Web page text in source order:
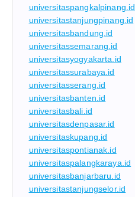
universitaspangkalpinang.id
universitastanjungpinang.id
universitasbandung.id
universitassemarang.id
universitasyogyakarta.id
universitassurabaya.id
universitasserang.id
universitasbanten.id
universitasbali.id
universitasdenpasar.id
universitaskupang.id
universitaspontianak.id
universitaspalangkaraya.id
universitasbanjarbaru.id
universitastanjungselor.id